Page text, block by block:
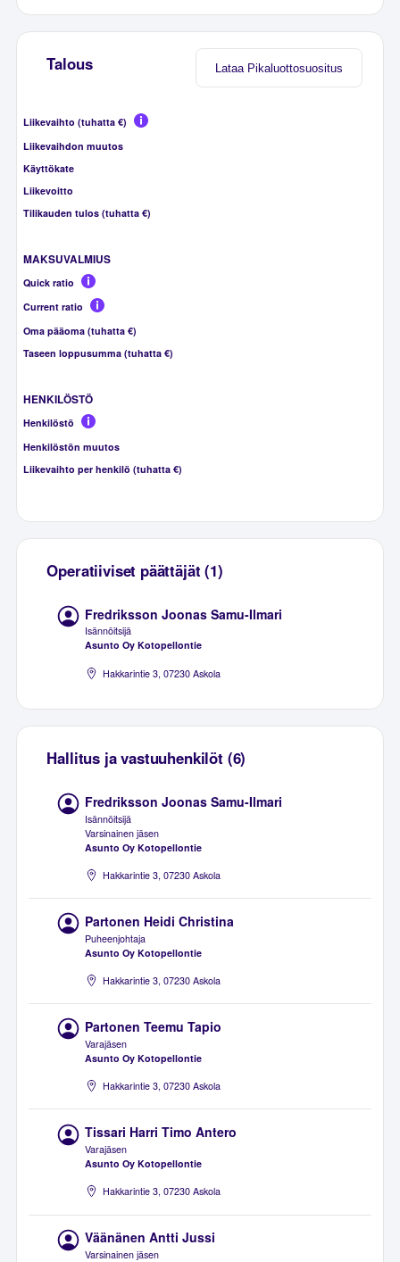
Lataa Pikaluottosuositus
Talous
Liikevaihto (tuhatta €)
Liikevaihdon muutos
Käyttökate
Liikevoitto
Tilikauden tulos (tuhatta €)
MAKSUVALMIUS
Quick ratio
Current ratio
Oma pääoma (tuhatta €)
Taseen loppusumma (tuhatta €)
HENKILÖSTÖ
Henkilöstö
Henkilöstön muutos
Liikevaihto per henkilö (tuhatta €)
Operatiiviset päättäjät (1)
Fredriksson Joonas Samu-Ilmari
Isännöitsijä
Asunto Oy Kotopellontie
Hakkarintie 3, 07230 Askola
Hallitus ja vastuuhenkilöt (6)
Fredriksson Joonas Samu-Ilmari
Isännöitsijä
Varsinainen jäsen
Asunto Oy Kotopellontie
Hakkarintie 3, 07230 Askola
Partonen Heidi Christina
Puheenjohtaja
Asunto Oy Kotopellontie
Hakkarintie 3, 07230 Askola
Partonen Teemu Tapio
Varajäsen
Asunto Oy Kotopellontie
Hakkarintie 3, 07230 Askola
Tissari Harri Timo Antero
Varajäsen
Asunto Oy Kotopellontie
Hakkarintie 3, 07230 Askola
Väänänen Antti Jussi
Varsinainen jäsen